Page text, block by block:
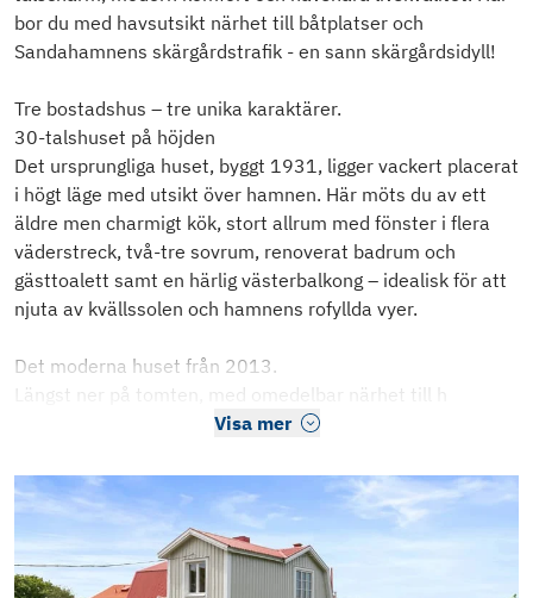
bor du med havsutsikt närhet till båtplatser och
Sandahamnens skärgårdstrafik - en sann skärgårdsidyll!
Tre bostadshus – tre unika karaktärer.
30-talshuset på höjden
Det ursprungliga huset, byggt 1931, ligger vackert placerat
i högt läge med utsikt över hamnen. Här möts du av ett
äldre men charmigt kök, stort allrum med fönster i flera
väderstreck, två-tre sovrum, renoverat badrum och
gästtoalett samt en härlig västerbalkong – idealisk för att
njuta av kvällssolen och hamnens rofyllda vyer.
Det moderna huset från 2013.
Längst ner på tomten, med omedelbar närhet till h
Visa mer